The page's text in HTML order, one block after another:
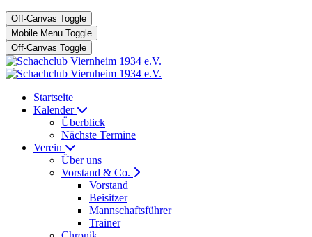
Off-Canvas Toggle
Mobile Menu Toggle
Off-Canvas Toggle
Startseite
Kalender
Überblick
Nächste Termine
Verein
Über uns
Vorstand & Co.
Vorstand
Beisitzer
Mannschaftsführer
Trainer